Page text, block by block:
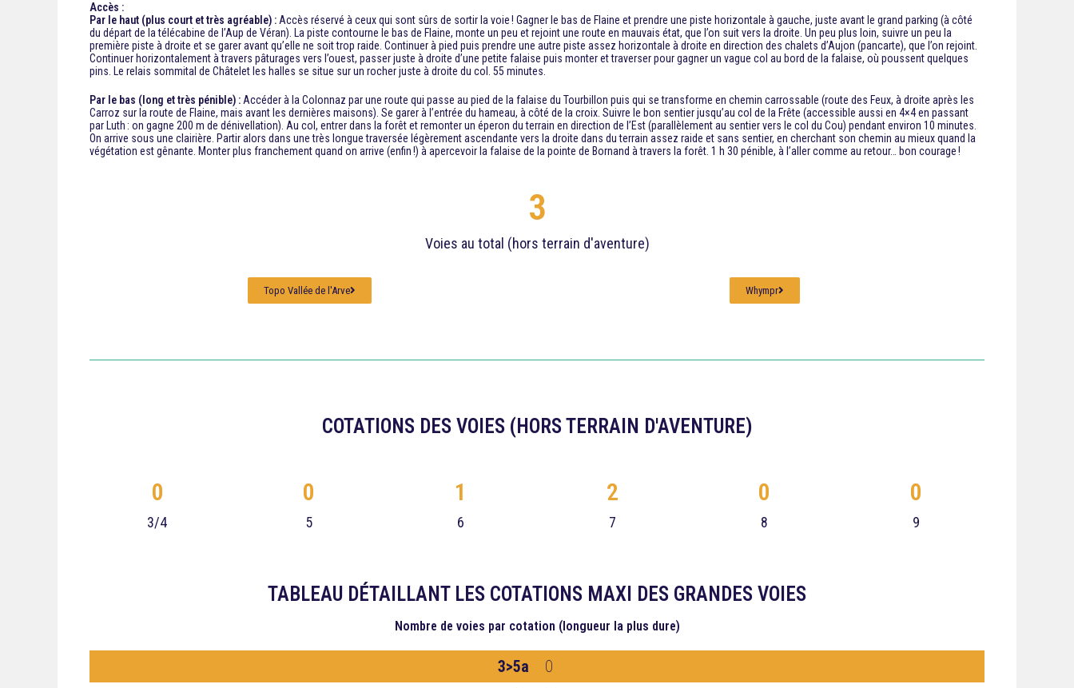
Accès :
Par le haut (plus court et très agréable) : Accès réservé à ceux qui sont sûrs de sortir la voie ! Gagner le bas de Flaine et prendre une piste horizontale à gauche, juste avant le grand parking (à côté
du départ de la télécabine de l’Aup de Véran). La piste contourne le bas de Flaine, monte un peu et rejoint une route en mauvais état, que l’on suit vers la droite. Un peu plus loin, suivre un peu la
première piste à droite et se garer avant qu’elle ne soit trop raide. Continuer à pied puis prendre une autre piste assez horizontale à droite en direction des chalets d’Aujon (pancarte), que l’on rejoint.
Continuer horizontalement à travers pâturages vers l’ouest, passer juste à droite d’une petite falaise puis monter et traverser pour gagner un vague col au bord de la falaise, où poussent quelques
pins. Le relais sommital de Châtelet les halles se situe sur un rocher juste à droite du col. 55 minutes.
Par le bas (long et très pénible) : Accéder à la Colonnaz par une route qui passe au pied de la falaise du Tourbillon puis qui se transforme en chemin carrossable (route des Feux, à droite après les
Carroz sur la route de Flaine, mais avant les dernières maisons). Se garer à l’entrée du hameau, à côté de la croix. Suivre le bon sentier jusqu’au col de la Frête (accessible aussi en 4×4 en passant
par Luth : on gagne 200 m de dénivellation). Au col, entrer dans la forêt et remonter un éperon du terrain en direction de l’Est (parallèlement au sentier vers le col du Cou) pendant environ 10 minutes.
On arrive sous une clairière. Partir alors dans une très longue traversée légèrement ascendante vers la droite dans du terrain assez raide et sans sentier, en cherchant son chemin au mieux quand la
végétation est gênante. Monter plus franchement quand on arrive (enfin !) à apercevoir la falaise de la pointe de Bornand à travers la forêt. 1 h 30 pénible, à l’aller comme au retour… bon courage !
Voies au total (hors terrain d'aventure)
3
Topo Vallée de l'Arve Whympr
COTATIONS DES VOIES (HORS TERRAIN D'AVENTURE)
3/4
0
5
0
6
1
7
2
8
0
9
0
TABLEAU DÉTAILLANT LES COTATIONS MAXI DES GRANDES VOIES
Nombre de voies par cotation (longueur la plus dure)
3>5a
0